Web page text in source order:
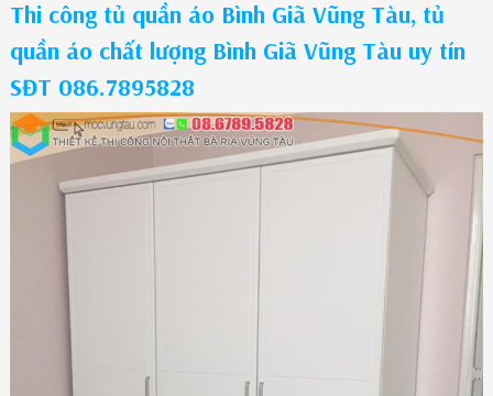
Thi công tủ quần áo Bình Giã Vũng Tàu, tủ
quần áo chất lượng Bình Giã Vũng Tàu uy tín
SĐT 086.7895828